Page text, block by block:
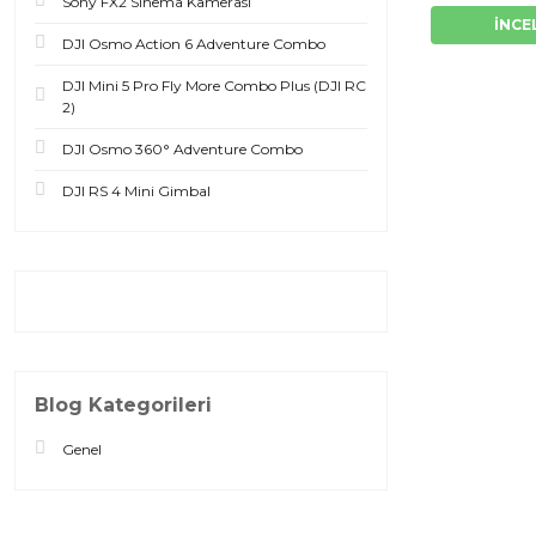
DJI Osmo Action 6 Adventure Combo
DJI Mini 5 Pro Fly More Combo Plus (DJI RC
2)
DJI Osmo 360° Adventure Combo
DJI RS 4 Mini Gimbal
Blog Kategorileri
Genel